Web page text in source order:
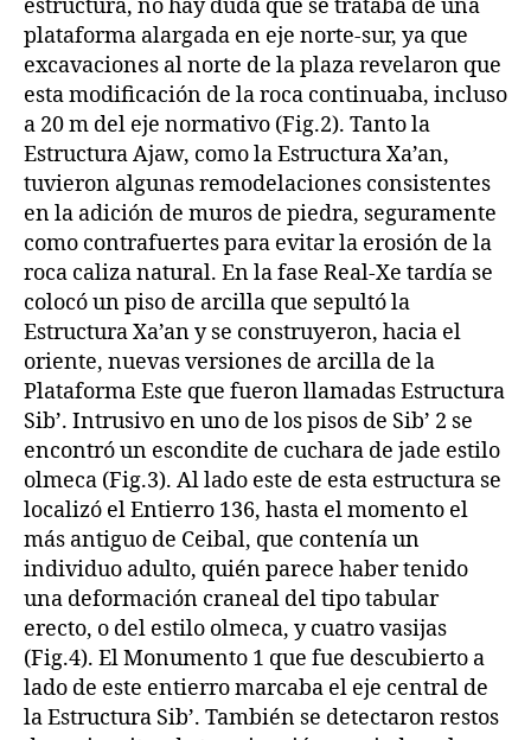
estructura, no hay duda que se trataba de una
plataforma alargada en eje norte-sur, ya que
excavaciones al norte de la plaza revelaron que
esta modificación de la roca continuaba, incluso
a 20 m del eje normativo (Fig.2). Tanto la
Estructura Ajaw, como la Estructura Xa’an,
tuvieron algunas remodelaciones consistentes
en la adición de muros de piedra, seguramente
como contrafuertes para evitar la erosión de la
roca caliza natural. En la fase Real-Xe tardía se
colocó un piso de arcilla que sepultó la
Estructura Xa’an y se construyeron, hacia el
oriente, nuevas versiones de arcilla de la
Plataforma Este que fueron llamadas Estructura
Sib’. Intrusivo en uno de los pisos de Sib’ 2 se
encontró un escondite de cuchara de jade estilo
olmeca (Fig.3). Al lado este de esta estructura se
localizó el Entierro 136, hasta el momento el
más antiguo de Ceibal, que contenía un
individuo adulto, quién parece haber tenido
una deformación craneal del tipo tabular
erecto, o del estilo olmeca, y cuatro vasijas
(Fig.4). El Monumento 1 que fue descubierto a
lado de este entierro marcaba el eje central de
la Estructura Sib’. También se detectaron restos